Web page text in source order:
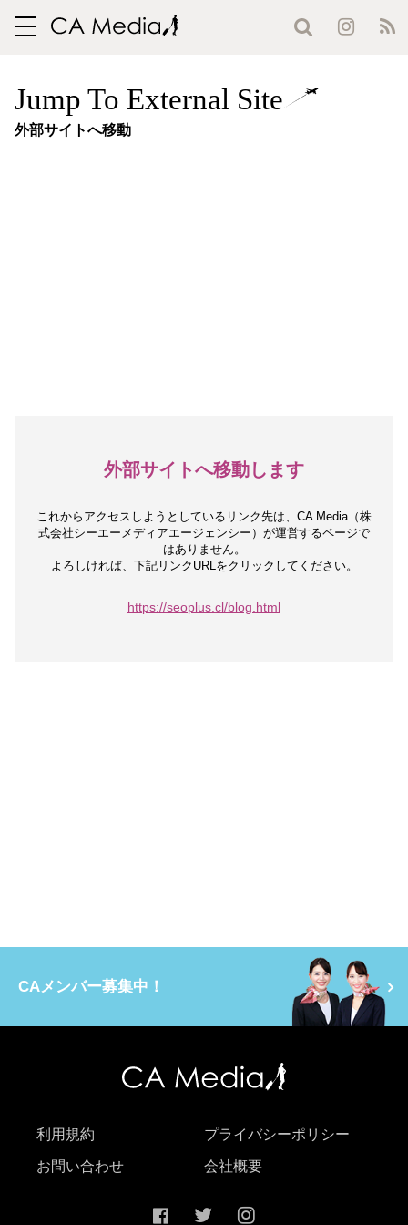
toggle
Jump To External Site
外部サイトへ移動
外部サイトへ移動します
これからアクセスしようとしているリンク先は、 CA Media（株
式会社シーエーメディアエージェンシー）が運営するページで
はありません。
よろしければ、下記リンクURLをクリックしてください。
https://seoplus.cl/blog.html
CAメンバー募集中！
利用規約 プライバシーポリシー
お問い合わせ 会社概要